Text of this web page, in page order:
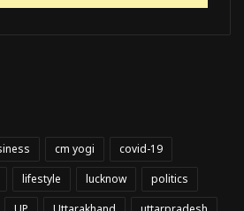
cm yogi
covid-19
lifestyle lucknow
politics